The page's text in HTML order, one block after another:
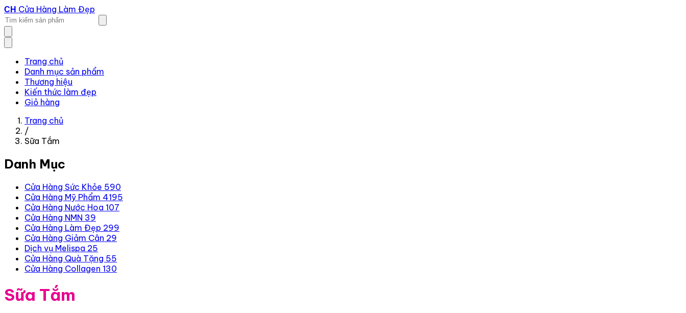
CH Cửa Hàng Làm Đẹp
Trang chủ
Danh mục sản phẩm
Thương hiệu
Kiến thức làm đẹp
Giỏ hàng
Trang chủ
/
Sữa Tắm
Danh Mục
Cửa Hàng Sức Khỏe 590
Cửa Hàng Mỹ Phẩm 4195
Cửa Hàng Nước Hoa 107
Cửa Hàng NMN 39
Cửa Hàng Làm Đẹp 299
Cửa Hàng Giảm Cân 29
Dịch vụ Melispa 25
Cửa Hàng Quà Tặng 55
Cửa Hàng Collagen 130
Sữa Tắm